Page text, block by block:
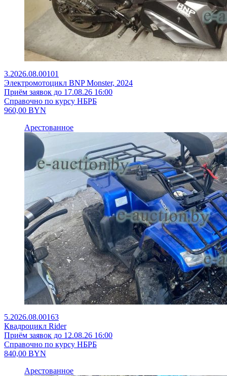
3.2026.08.00101
Электромотоцикл BNP Monster, 2024
Приём заявок до 17.08.26 16:00
Справочно по курсу НБРБ
960,00 BYN
Арестованное
5.2026.08.00163
Квадроцикл Rider
Приём заявок до 12.08.26 16:00
Справочно по курсу НБРБ
840,00 BYN
Арестованное